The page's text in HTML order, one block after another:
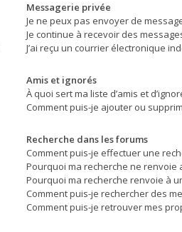
Messagerie privée
Je ne peux pas envoyer de
Je continue à recevoir des
J’ai reçu un courrier électronique
Amis et ignorés
À quoi sert ma liste d’amis et
Comment puis-je ajouter ou
Recherche dans les forums
Comment puis-je effectuer une
Pourquoi ma recherche ne renvoie
Pourquoi ma recherche renvoie à
Comment puis-je rechercher des
Comment puis-je retrouver mes